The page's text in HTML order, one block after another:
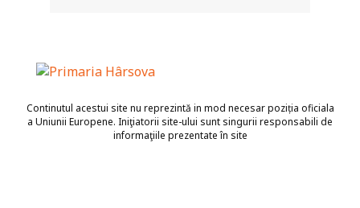
Continutul acestui site nu reprezintă in mod necesar poziția oficiala
a Uniunii Europene. Iniţiatorii site-ului sunt singurii responsabili de
informaţiile prezentate în site